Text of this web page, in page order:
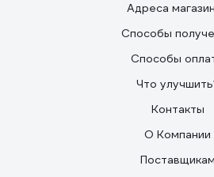
Адреса
Способы
Способы
Что
Контакты
О Компании
Поставщикам